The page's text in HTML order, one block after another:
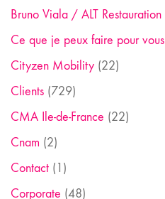
Bruno Viala / ALT Restauration
Ce que je peux faire pour vous
Cityzen Mobility (22)
Clients (729)
CMA Ile-de-France (22)
Cnam (2)
Contact (1)
Corporate (48)